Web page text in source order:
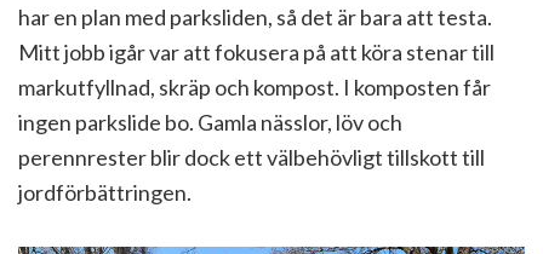
har en plan med parksliden, så det är bara att testa.
Mitt jobb igår var att fokusera på att köra stenar till
markutfyllnad, skräp och kompost. I komposten får
ingen parkslide bo. Gamla nässlor, löv och
perennrester blir dock ett välbehövligt tillskott till
jordförbättringen.